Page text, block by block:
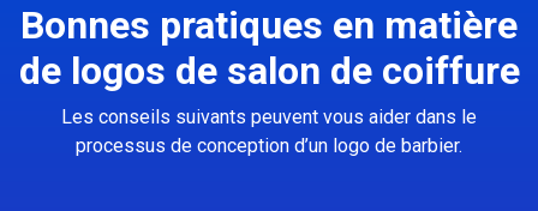
Bonnes pratiques en matière
de logos de salon de coiffure
Les conseils suivants peuvent vous aider dans le
processus de conception d’un logo de barbier.